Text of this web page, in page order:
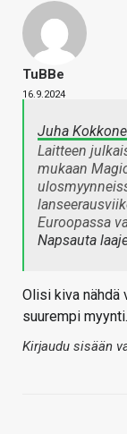
TuBBe
16.9.2024
Juha
Laitteen
mukaan
Euroopassa
Napsauta
Olisi kiva nähdä
suurempi myynti.
Kirjaudu sisään